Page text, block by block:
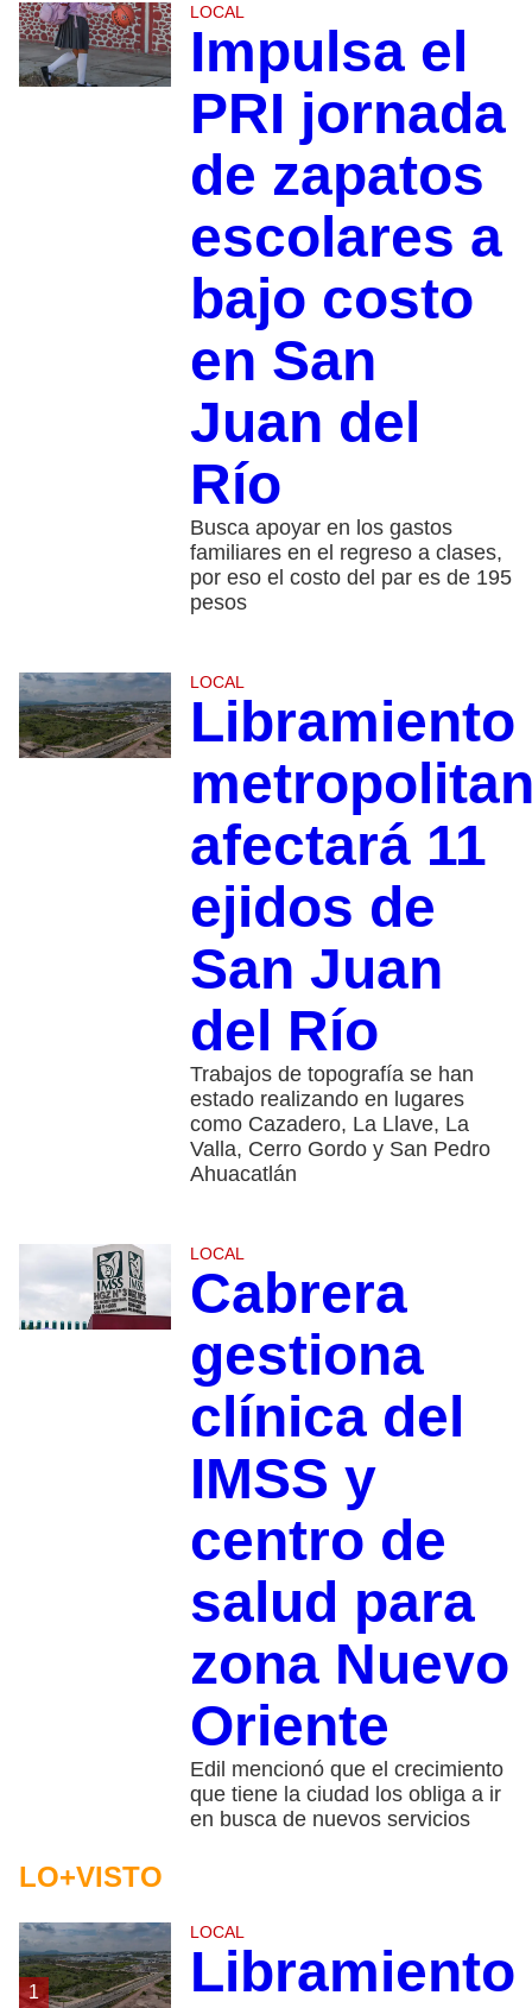
LOCAL
Impulsa el
PRI jornada
de zapatos
escolares a
bajo costo
en San
Juan del
Río
Busca apoyar en los gastos
familiares en el regreso a clases,
por eso el costo del par es de 195
pesos
LOCAL
Libramiento
afectará 11
ejidos de
San Juan
del Río
Trabajos de topografía se han
estado realizando en lugares
como Cazadero, La Llave, La
Valla, Cerro Gordo y San Pedro
Ahuacatlán
LOCAL
Cabrera
gestiona
clínica del
IMSS y
centro de
salud para
zona Nuevo
Oriente
Edil mencionó que el crecimiento
que tiene la ciudad los obliga a ir
en busca de nuevos servicios
LO+VISTO
1
LOCAL
Libramiento